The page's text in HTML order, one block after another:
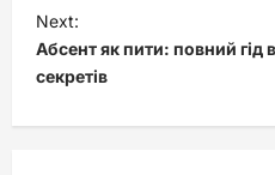
t
n
a
v
Next:
Абсент як пити: повний гід
секретів